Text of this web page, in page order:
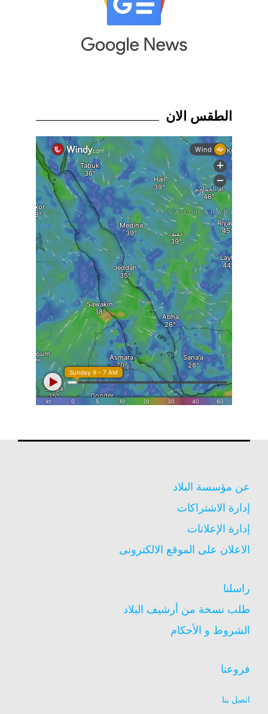
الطقس الان
عن مؤسسة البلاد
إدارة الاشتراكات
إدارة الإعلانات
الاعلان على الموقع الالكترونى
راسلنا
طلب نسخة من أرشيف البلاد
الشروط و الأحكام
فروعنا
اتصل بنا